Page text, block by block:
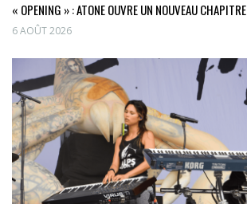
« OPENING » : ATONE OUVRE UN NOUVEAU CHAPITRE
6 AOÛT 2026